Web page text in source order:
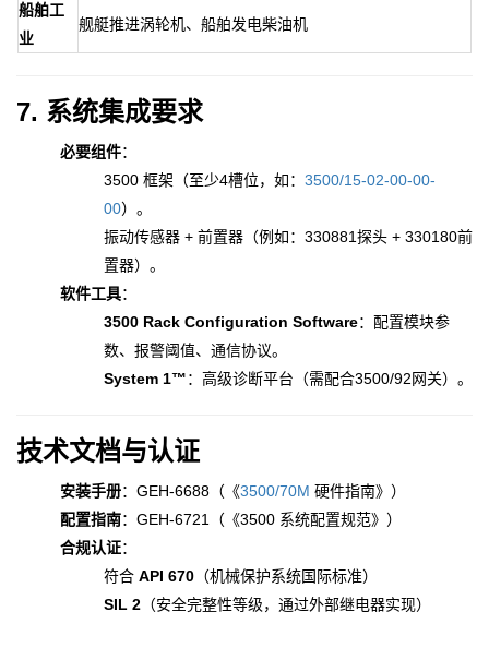
船舶工
业
舰艇推进涡轮机、船舶发电柴油机
7. 系统集成要求
必要组件：
3500 框架（至少4槽位，如： 3500/15-02-00-00-
00）。
振动传感器 + 前置器（例如：330881探头 + 330180前
置器）。
软件工具：
3500 Rack Configuration Software：配置模块参
数、报警阈值、通信协议。
System 1™：高级诊断平台（需配合3500/92网关）。
技术文档与认证
安装手册：GEH-6688（《3500/70M 硬件指南》）
配置指南：GEH-6721（《3500 系统配置规范》）
合规认证：
符合 API 670 （机械保护系统国际标准）
SIL 2 （安全完整性等级，通过外部继电器实现）